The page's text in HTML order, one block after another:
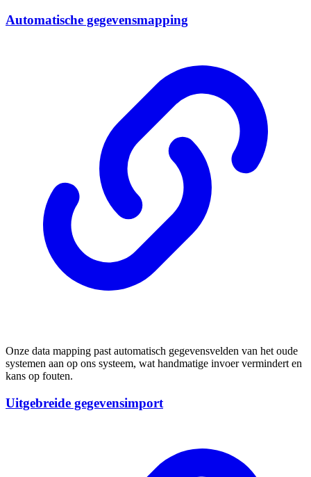
Automatische gegevensmapping
Onze data mapping past automatisch gegevensvelden van het oude
systemen aan op ons systeem, wat handmatige invoer vermindert en
kans op fouten.
Uitgebreide gegevensimport